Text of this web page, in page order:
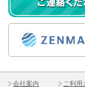
会社案内 ご利用